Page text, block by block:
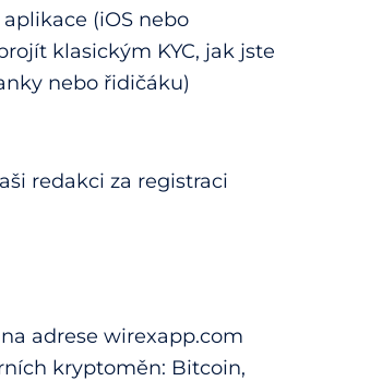
(iOS nebo
klasickým KYC, jak jste
nebo řidičáku)
redakci za registraci
adrese wirexapp.com
kryptoměn: Bitcoin,